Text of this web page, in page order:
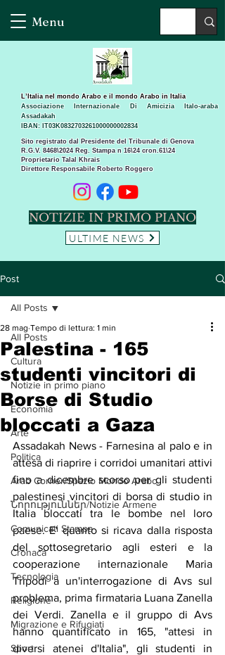
Menu
Sito registrato dal Presidente del Tribunale di Genova
R.G.V. 8468\2024 Reg. Stampa n 16\24 cron.61\24 ​
Proprietario Talal Khrais
Direttore Responsabile Roberto Roggero
L’Italia nel mondo Arabo e il mondo Arabo in Italia
Associazione Internazionale Di Amicizia Italo-araba
Assadakah
IBAN: IT03K0832703261000000002834
NOTIZIE IN PRIMO PIANO
ULTIME NEWS
Post
All Posts
Cultura
Notizie in primo piano
Economia
Arte
Politica
Arab Corner/Spazio Mondo Arabo
Նորություններ/Notizie Armene
Comunicati Stampa
Cronaca
Tecnologia
Religione
Migrazione e Rifugiati
Sport
All Posts
Palestina - 165
studenti vincitori di
Borse di Studio
bloccati a Gaza
28 mag Tempo di lettura: 1 min
Assadakah News - Farnesina al palo e in
attesa di riaprire i corridoi umanitari attivi
fino a dicembre scorso per gli studenti
palestinesi vincitori di borsa di studio in
Italia bloccati tra le bombe nel loro
paese. E' quanto si ricava dalla risposta
del sottosegretario agli esteri e la
cooperazione internazionale Maria
Tripodi a un'interrogazione di Avs sul
problema, prima firmataria Luana Zanella
dei Verdi. Zanella e il gruppo di Avs
hanno quantificato in 165, "attesi in
diversi atenei d'Italia", gli studenti in